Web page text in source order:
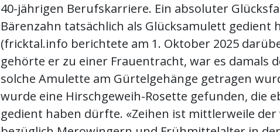
40-jährigen Berufskarriere. Ein absoluter
Bärenzahn tatsächlich als Glücksamulett gedient
(fricktal.info berichtete am 1. Oktober 2025
gehörte er zu einer Frauentracht, war es damals
solche Amulette am Gürtelgehänge getragen
wurde eine Hirschgeweih-Rosette gefunden, die
gedient haben dürfte. «Zeihen ist mittlerweile